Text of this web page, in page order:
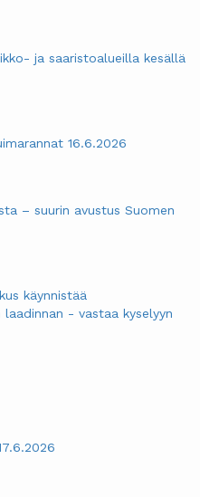
ja saaristoalueilla kesällä
16.6.2026
– suurin avustus Suomen
käynnistää
- vastaa kyselyyn